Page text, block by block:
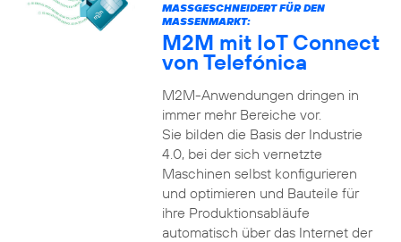
MASSGESCHNEIDERT FÜR DEN M
ASSENMARKT:
M2M mit IoT Connect
von Telefónica
M2M-Anwendungen dringen in
immer mehr Bereiche vor.
Sie bilden die Basis der Industrie
4.0, bei der sich vernetzte
Maschinen selbst konfigurieren
und optimieren und Bauteile für
ihre Produktionsabläufe
automatisch über das Internet der